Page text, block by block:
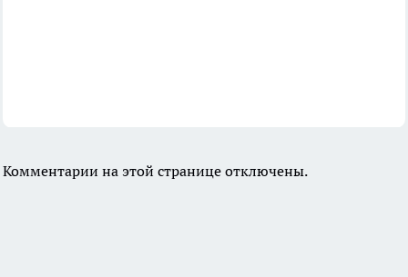
Комментарии на этой странице отключены.